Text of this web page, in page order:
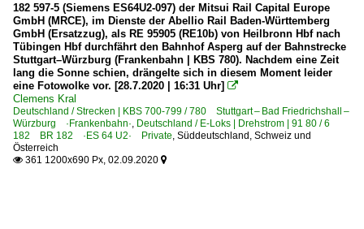
182 597-5 (Siemens ES64U2-097) der Mitsui Rail Capital Europe
GmbH (MRCE), im Dienste der Abellio Rail Baden-Württemberg
GmbH (Ersatzzug), als RE 95905 (RE10b) von Heilbronn Hbf nach
Tübingen Hbf durchfährt den Bahnhof Asperg auf der Bahnstrecke
Stuttgart–Würzburg (Frankenbahn | KBS 780). Nachdem eine Zeit
lang die Sonne schien, drängelte sich in diesem Moment leider
eine Fotowolke vor. [28.7.2020 | 16:31 Uhr] 
Clemens Kral
Deutschland / Strecken | KBS 700-799 / 780 Stuttgart – Bad Friedrichshall –
Würzburg ·Frankenbahn· Deutschland / E-Loks | Drehstrom | 91 80 / 6
182 BR 182 ·ES 64 U2· Private Süddeutschland, Schweiz und
Österreich
 361 1200x690 Px, 02.09.2020 